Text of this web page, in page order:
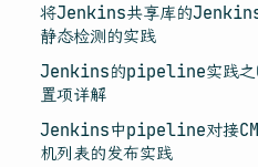
将Jenkins共享库的
静态检测的实践
Jenkins的pipeline实践之
置项详解
Jenkins中pipeline对接
机列表的发布实践